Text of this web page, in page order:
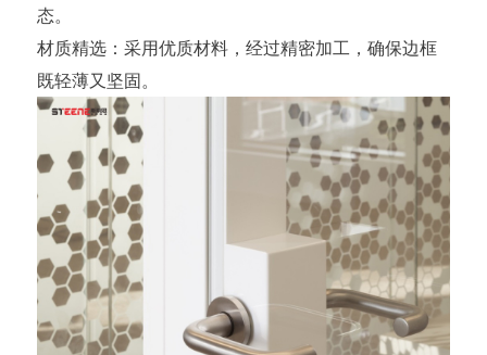
态。
材质精选：采用优质材料，经过精密加工，确保边框
既轻薄又坚固。